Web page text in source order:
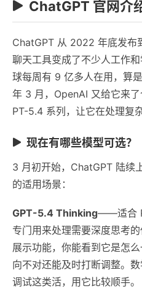
ChatGPT 官网介
ChatGPT 从 2022 年底发布
聊天工具变成了不少人工作
球每周有 9 亿多人在用，算
年 3 月，OpenAI 又给它来
PT-5.4 系列，让它在处理复
现在有哪些模型可选？
3 月初开始，ChatGPT 陆续
的适用场景：
GPT-5.4 Thinking——适合
专门用来处理需要深度思考
展示功能，你能看到它是怎
向不对还能及时打断调整。
调试这类活，用它比较顺手。